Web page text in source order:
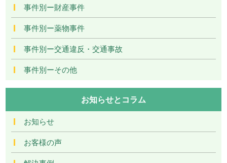
事件別ー財産事件
事件別ー薬物事件
事件別ー交通違反・交通事故
事件別ーその他
お知らせとコラム
お知らせ
お客様の声